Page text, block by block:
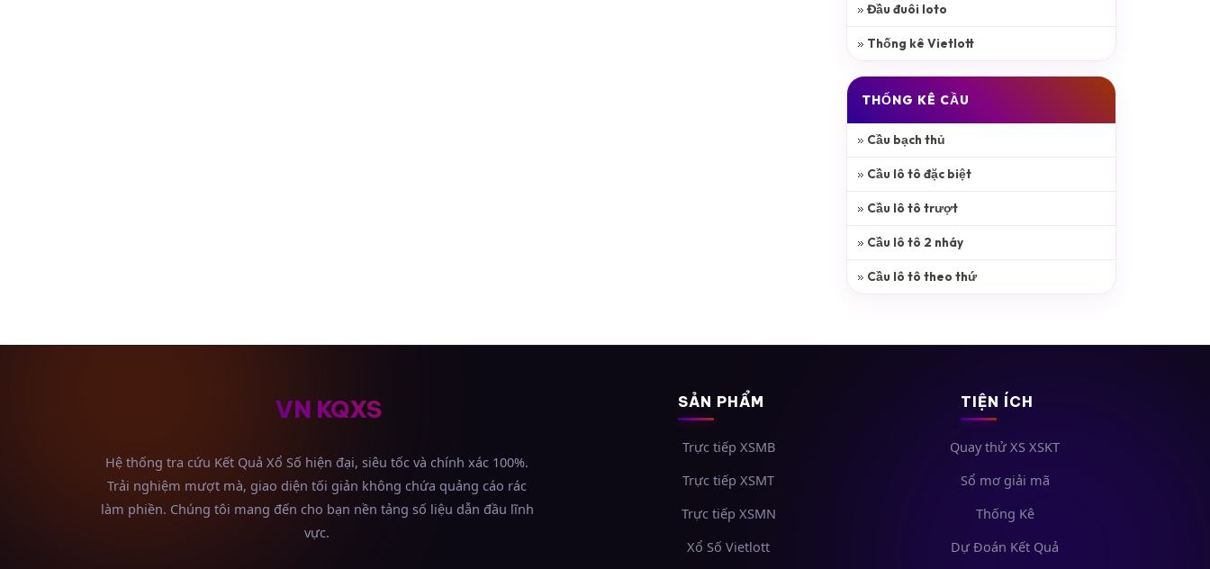
Đầu đuôi loto
Thống kê Vietlott
THỐNG KÊ CẦU
Cầu bạch thủ
Cầu lô tô đặc biệt
Cầu lô tô trượt
Cầu lô tô 2 nháy
Cầu lô tô theo thứ
VN KQXS
Hệ thống tra cứu Kết Quả Xổ Số hiện đại, siêu tốc và chính xác 100%.
Trải nghiệm mượt mà, giao diện tối giản không chứa quảng cáo rác
làm phiền. Chúng tôi mang đến cho bạn nền tảng số liệu dẫn đầu lĩnh
vực.
SẢN PHẨM
Trực tiếp XSMB
Trực tiếp XSMT
Trực tiếp XSMN
Xổ Số Vietlott
TIỆN ÍCH
Quay thử XS XSKT
Sổ mơ giải mã
Thống Kê
Dự Đoán Kết Quả